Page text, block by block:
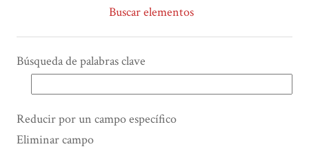
Buscar elementos
Búsqueda de palabras clave
Number
Reducir por un campo específico
Search Property
Tipo de búsqueda
Términos de búsqueda
Ensamblador de Búsqueda
Eliminar campo